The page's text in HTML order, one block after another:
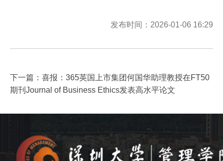
发布时间：2026-01-06 16:29
下一篇： 喜报：365英国上市集团何国华助理教授在FT50
期刊Journal of Business Ethics发表高水平论文